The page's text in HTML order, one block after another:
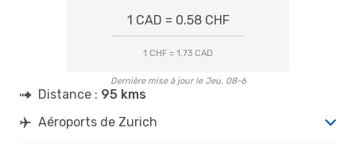
1 CAD = 0.58 CHF
1 CHF = 1.73 CAD
Dernière mise à jour le Jeu. 08-6
Distance : 95 kms
Aéroports de Zurich